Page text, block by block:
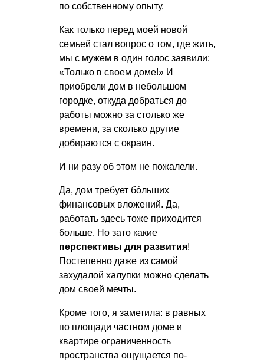
по собственному опыту.
Как только перед моей новой
семьей стал вопрос о том, где жить,
мы с мужем в один голос заявили:
«Только в своем доме!» И
приобрели дом в небольшом
городке, откуда добраться до
работы можно за столько же
времени, за сколько другие
добираются с окраин.
И ни разу об этом не пожалели.
Да, дом требует бóльших
финансовых вложений. Да,
работать здесь тоже приходится
больше. Но зато какие
перспективы для развития!
Постепенно даже из самой
захудалой халупки можно сделать
дом своей мечты.
Кроме того, я заметила: в равных
по площади частном доме и
квартире ограниченность
пространства ощущается по-